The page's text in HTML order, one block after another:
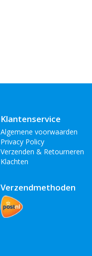
Klantenservice
Algemene voorwaarden
Privacy Policy
Verzenden & Retourneren
Klachten
Verzendmethoden